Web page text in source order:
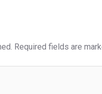
Required fields are